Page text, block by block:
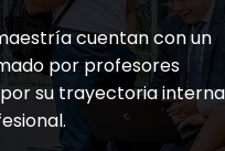
cuentan con un
por profesores
su trayectoria